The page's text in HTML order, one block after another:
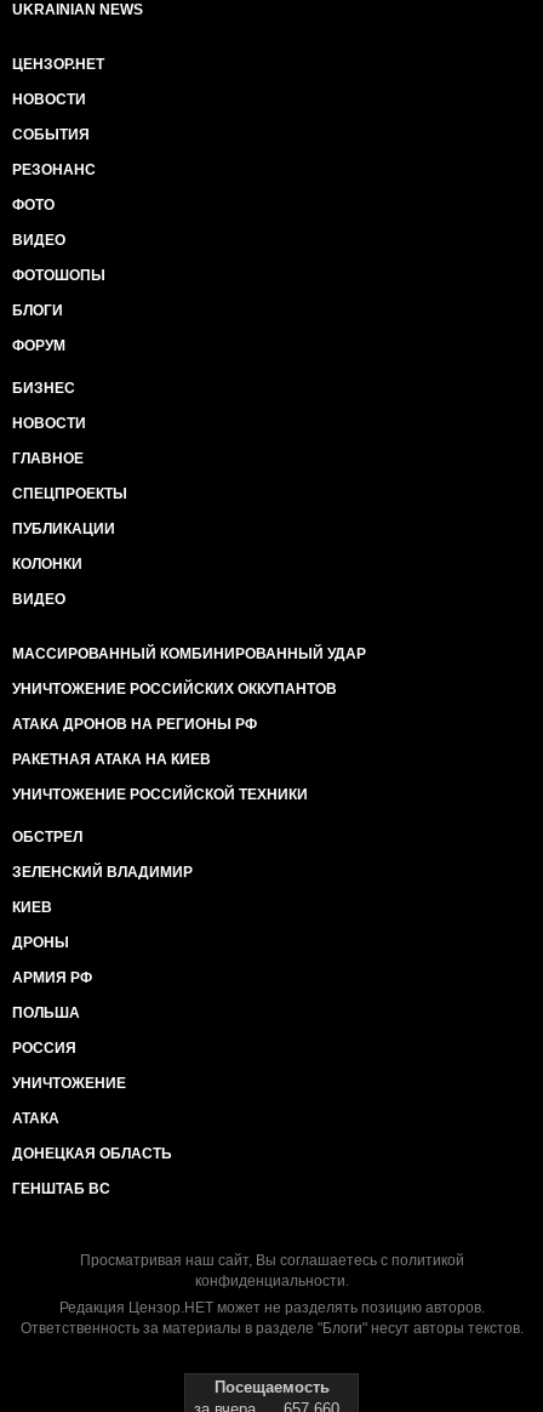
UKRAINIAN NEWS
ЦЕНЗОР.НЕТ
НОВОСТИ
СОБЫТИЯ
РЕЗОНАНС
ФОТО
ВИДЕО
ФОТОШОПЫ
БЛОГИ
ФОРУМ
БИЗНЕС
НОВОСТИ
ГЛАВНОЕ
СПЕЦПРОЕКТЫ
ПУБЛИКАЦИИ
КОЛОНКИ
ВИДЕО
МАССИРОВАННЫЙ КОМБИНИРОВАННЫЙ УДАР
УНИЧТОЖЕНИЕ РОССИЙСКИХ ОККУПАНТОВ
АТАКА ДРОНОВ НА РЕГИОНЫ РФ
РАКЕТНАЯ АТАКА НА КИЕВ
УНИЧТОЖЕНИЕ РОССИЙСКОЙ ТЕХНИКИ
ОБСТРЕЛ
ЗЕЛЕНСКИЙ ВЛАДИМИР
КИЕВ
ДРОНЫ
АРМИЯ РФ
ПОЛЬША
РОССИЯ
УНИЧТОЖЕНИЕ
АТАКА
ДОНЕЦКАЯ ОБЛАСТЬ
ГЕНШТАБ ВС
Просматривая наш сайт, Вы соглашаетесь с политикой
конфиденциальности.
Редакция Цензор.НЕТ может не разделять позицию авторов.
Ответственность за материалы в разделе "Блоги" несут авторы текстов.
Посещаемость